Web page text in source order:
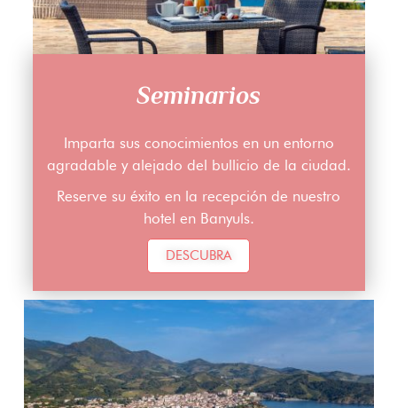
Seminarios
Imparta sus conocimientos en un entorno
agradable y alejado del bullicio de la ciudad.
Reserve su éxito en la recepción de nuestro
hotel en Banyuls.
DESCUBRA